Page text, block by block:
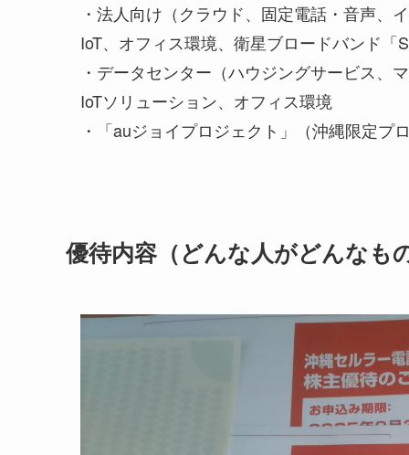
・法人向け（クラウド、固定電話・音声、
IoT、オフィス環境、衛星ブロードバンド「
・データセンター（ハウジングサービス、
IoTソリューション、オフィス環境
・「auジョイプロジェクト」（沖縄限定プ
優待内容（どんな人がどんなも